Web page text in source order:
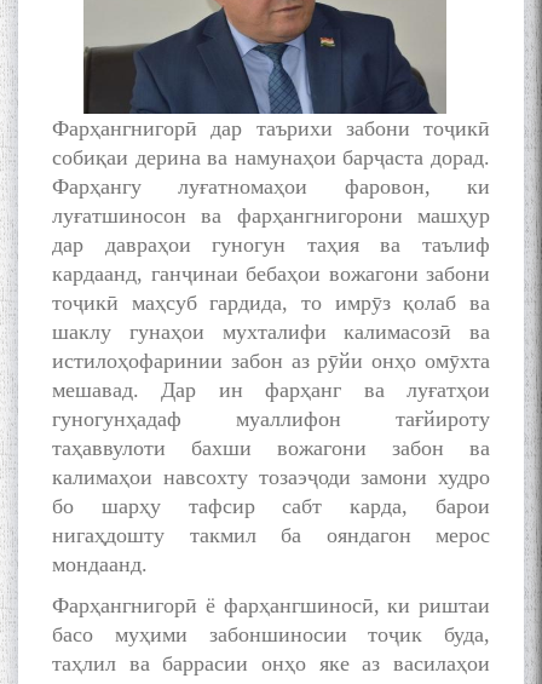
Фарҳангнигорӣ дар таърихи забони тоҷикӣ
собиқаи дерина ва намунаҳои барҷаста дорад.
Фарҳангу луғатномаҳои фаровон, ки
луғатшиносон ва фарҳангнигорони машҳур
дар давраҳои гуногун таҳия ва таълиф
кардаанд, ганҷинаи бебаҳои вожагони забони
тоҷикӣ маҳсуб гардида, то имрӯз қолаб ва
шаклу гунаҳои мухталифи калимасозӣ ва
истилоҳофаринии забон аз рӯйи онҳо омӯхта
мешавад. Дар ин фарҳанг ва луғатҳои
гуногунҳадаф муаллифон тағйироту
таҳаввулоти бахши вожагони забон ва
калимаҳои навсохту тозаэҷоди замони худро
бо шарҳу тафсир сабт карда, барои
нигаҳдошту такмил ба ояндагон мерос
мондаанд.
Фарҳангнигорӣ ё фарҳангшиносӣ, ки риштаи
басо муҳими забоншиносии тоҷик буда,
таҳлил ва баррасии онҳо яке аз василаҳои